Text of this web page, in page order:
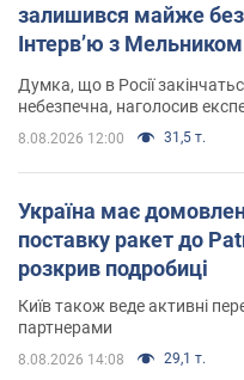
залишився майже без
Інтерв’ю з Мельником
Думка, що в Росії
небезпечна, наголосив
8.08.2026 12:00 31,5 т.
Україна має
поставку ракет до
розкрив подробиці
Київ також веде активні
партнерами
8.08.2026 14:08 29,1 т.